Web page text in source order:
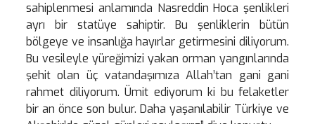
sahiplenmesi anlamında Nasreddin Hoca şenlikleri
ayrı bir statüye sahiptir. Bu şenliklerin bütün
bölgeye ve insanlığa hayırlar getirmesini diliyorum.
Bu vesileyle yüreğimizi yakan orman yangınlarında
şehit olan üç vatandaşımıza Allah’tan gani gani
rahmet diliyorum. Ümit ediyorum ki bu felaketler
bir an önce son bulur. Daha yaşanılabilir Türkiye ve